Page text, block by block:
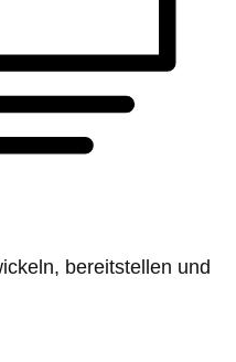
bereitstellen und